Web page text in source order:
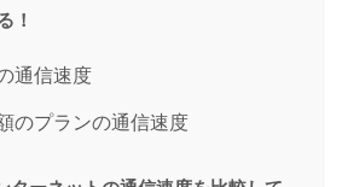
！
通信速度
のプランの通信速度